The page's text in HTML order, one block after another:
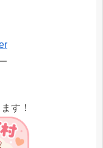
す！